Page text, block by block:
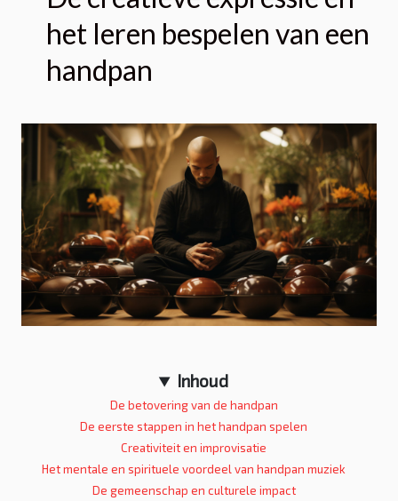
het leren bespelen van een
handpan
Inhoud
De betovering van de handpan
De eerste stappen in het handpan spelen
Creativiteit en improvisatie
Het mentale en spirituele voordeel van handpan muziek
De gemeenschap en culturele impact